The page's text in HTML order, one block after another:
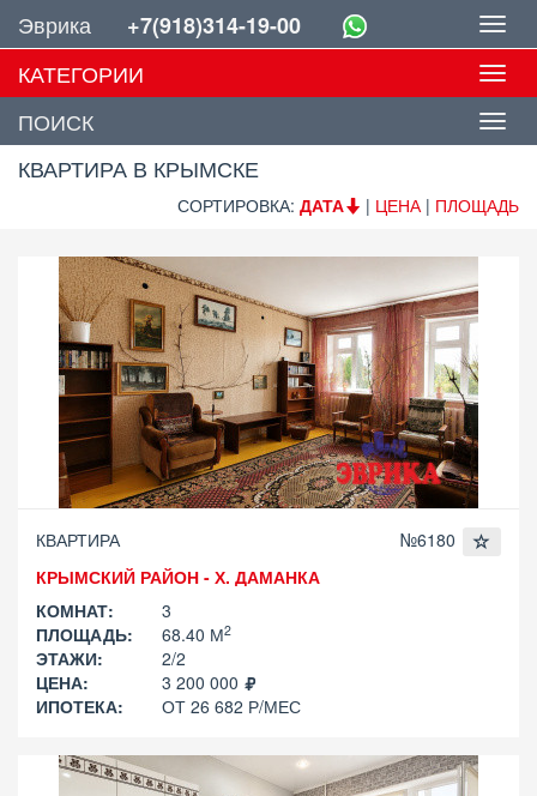
Эврика +7(918)314-19-00
КАТЕГОРИИ
ПОИСК
КВАРТИРА В КРЫМСКЕ
СОРТИРОВКА: ДАТА | ЦЕНА| ПЛОЩАДЬ
КВАРТИРА
№6180
КРЫМСКИЙ РАЙОН - Х. ДАМАНКА
КОМНАТ:
3
ПЛОЩАДЬ:
68.40 М2
ЭТАЖИ:
2/2
ЦЕНА:
3 200 000
ИПОТЕКА:
ОТ 26 682 Р/МЕС